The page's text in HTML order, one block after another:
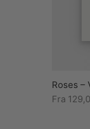
Roses –
Fra